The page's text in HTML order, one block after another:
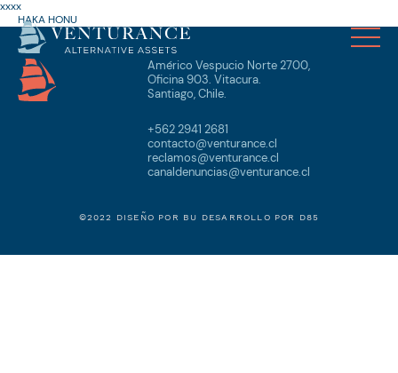
xxxx
HAKA HONU
Américo Vespucio Norte 2700,
Oficina 903. Vitacura.
Santiago, Chile.
+562 2941 2681
contacto@venturance.cl
reclamos@venturance.cl
canaldenuncias@venturance.cl
©2022 DISEÑO POR BU DESARROLLO POR D85